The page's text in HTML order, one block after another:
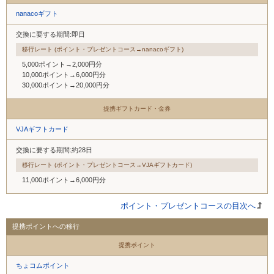
nanacoギフト
交換に要する期間:即日
移行レート (ポイント・プレゼントコース→nanacoギフト)
5,000ポイント→2,000円分
10,000ポイント→6,000円分
30,000ポイント→20,000円分
提携ギフトカード・金券
VJAギフトカード
交換に要する期間:約28日
移行レート (ポイント・プレゼントコース→VJAギフトカード)
11,000ポイント→6,000円分
ポイント・プレゼントコースの目次へ
提携ポイントへの移行
提携ポイント
ちょコムポイント